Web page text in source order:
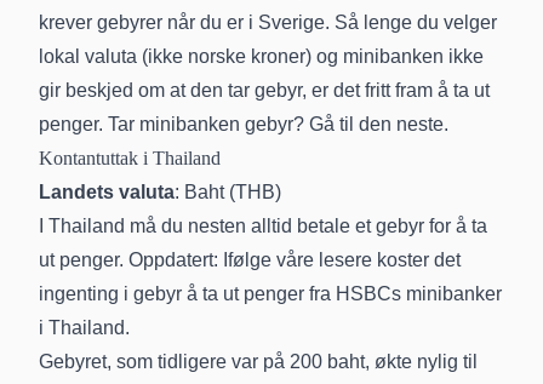
krever gebyrer når du er i Sverige. Så lenge du velger
lokal valuta (ikke norske kroner) og minibanken ikke
gir beskjed om at den tar gebyr, er det fritt fram å ta ut
penger. Tar minibanken gebyr? Gå til den neste.
Kontantuttak i Thailand
Landets valuta: Baht (THB)
I Thailand må du nesten alltid betale et gebyr for å ta
ut penger. Oppdatert: Ifølge våre lesere koster det
ingenting i gebyr å ta ut penger fra HSBCs minibanker
i Thailand.
Gebyret, som tidligere var på 200 baht, økte nylig til